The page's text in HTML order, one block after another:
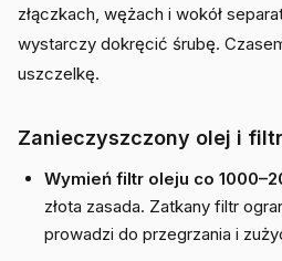
złączkach, wężach i wokół
wystarczy dokręcić śrubę.
uszczelkę.
Zanieczyszczony olej i
Wymień filtr oleju co
złota zasada. Zatkany filtr
prowadzi do przegrzania i